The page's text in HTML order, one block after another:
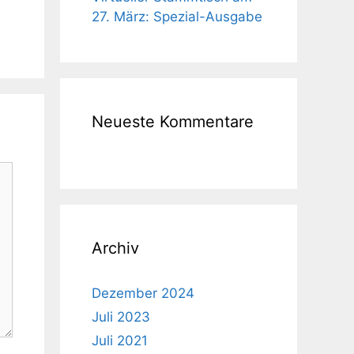
27. März: Spezial-Ausgabe
Neueste Kommentare
Archiv
Dezember 2024
Juli 2023
Juli 2021